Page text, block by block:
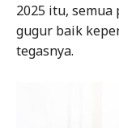
2025 itu,
gugur baik
tegasnya.